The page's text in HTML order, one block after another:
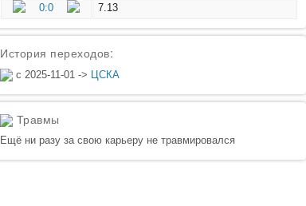
0:0
7.13
История переходов:
с 2025-11-01 -> ЦСКА
Травмы
Ещё ни разу за свою карьеру не травмировался